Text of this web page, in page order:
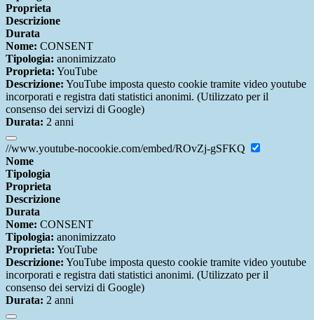
Proprieta
Descrizione
Durata
Nome: CONSENT
Tipologia: anonimizzato
Proprieta: YouTube
Descrizione: YouTube imposta questo cookie tramite video youtube
incorporati e registra dati statistici anonimi. (Utilizzato per il
consenso dei servizi di Google)
Durata: 2 anni
//www.youtube-nocookie.com/embed/ROvZj-gSFKQ
Nome
Tipologia
Proprieta
Descrizione
Durata
Nome: CONSENT
Tipologia: anonimizzato
Proprieta: YouTube
Descrizione: YouTube imposta questo cookie tramite video youtube
incorporati e registra dati statistici anonimi. (Utilizzato per il
consenso dei servizi di Google)
Durata: 2 anni